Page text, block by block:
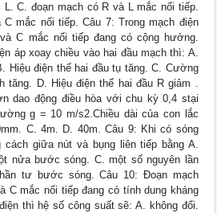
C. đoạn mạch có R và L mắc nối tiếp.
mắc nối tiếp. Câu 7: Trong mạch điện
C mắc nối tiếp đang có cộng hưởng.
áp xoay chiều vào hai đầu mạch thì: A.
Hiệu điện thế hai đầu tụ tăng. C. Cường
tăng. D. Hiệu điện thế hai đầu R giảm .
dao động điều hòa với chu kỳ 0,4 stại
g = 10 m/s2.Chiều dài của con lắc
C. 4m. D. 40m. Câu 9: Khi có sóng
cách giữa nút và bụng liên tiếp bằng A.
nửa bước sóng. C. một số nguyên lần
tư bước sóng. Câu 10: Đoạn mạch
C mắc nối tiếp đang có tính dung kháng
thì hệ số công suất sẽ: A. không đổi.